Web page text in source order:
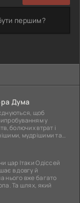
першим?
Дума
щоб
у
болючих втрат і
мудрішими та
цар Ітаки Одіссей
в довгу й
нього вже багато
Та шлях, який